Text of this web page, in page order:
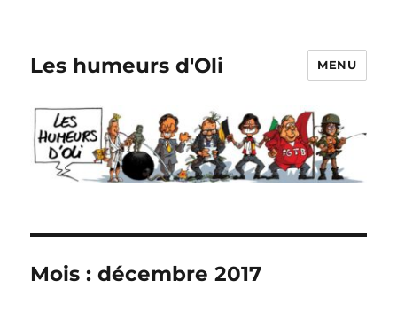
Les humeurs d'Oli MENU
Mois :décembre 2017